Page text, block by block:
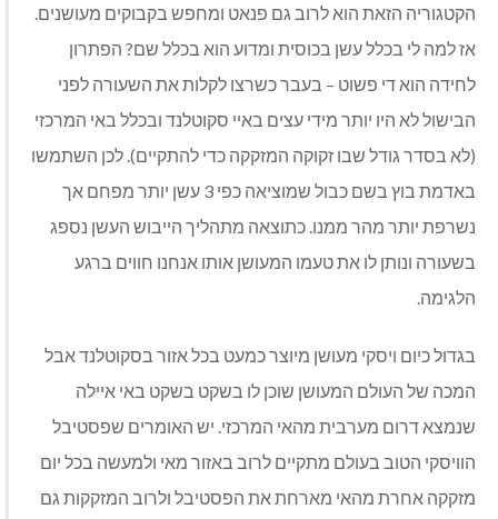
הקטגוריה הזאת הוא לרוב גם פנאט ומחפש בקבוקים מעושנים.
אז למה לי בכלל עשן בכוסית ומדוע הוא בכלל שם? הפתרון
לחידה הוא די פשוט – בעבר כשרצו לקלות את השעורה לפני
הבישול לא היו יותר מידי עצים באיי סקוטלנד ובכלל באי המרכזי
(לא בסדר גודל שבו זקוקה המזקקה כדי להתקיים). לכן השתמשו
באדמת בוץ בשם כבול שמוציאה כפי 3 עשן יותר מפחם אך
נשרפת יותר מהר ממנו. כתוצאה מתהליך הייבוש העשן נספג
בשעורה ונותן לו את טעמו המעושן אותו אנחנו חווים ברגע
הלגימה.
בגדול כיום ויסקי מעושן מיוצר כמעט בכל אזור בסקוטלנד אבל
המכה של העולם המעושן שוכן לו בשקט בשקט באי איילה
שנמצא דרום מערבית מהאי המרכזי. יש האומרים שפסטיבל
הוויסקי הטוב בעולם מתקיים לרוב באזור מאי ולמעשה בכל יום
מזקקה אחרת מהאי מארחת את הפסטיבל ולרוב המזקקות גם